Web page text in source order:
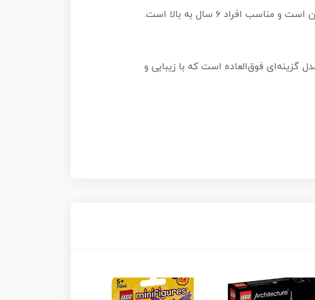
۶ سال به بالا است.
گزینه‌ای فوق‌العاده است که با زیبایی و